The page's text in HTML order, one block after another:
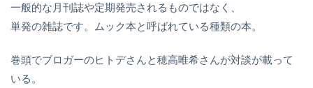
一般的な月刊誌や定期発売されるものではなく、
単発の雑誌です。ムック本と呼ばれている種類の本。
巻頭でブロガーのヒトデさんと穂高唯希さんが対談が載って
いる。